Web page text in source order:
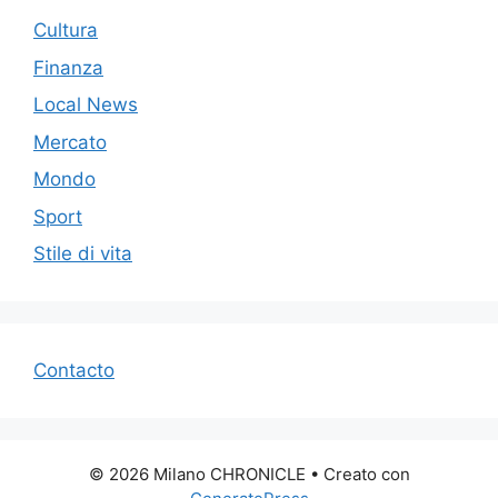
Cultura
Finanza
Local News
Mercato
Mondo
Sport
Stile di vita
Contacto
© 2026 Milano CHRONICLE • Creato con